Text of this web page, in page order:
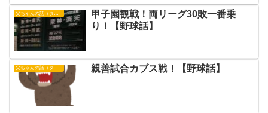
甲子園観戦！両リーグ30敗一番乗
り！【野球話】
父ちゃんの話（タイガース） 親善試合カブス戦！【野球話】